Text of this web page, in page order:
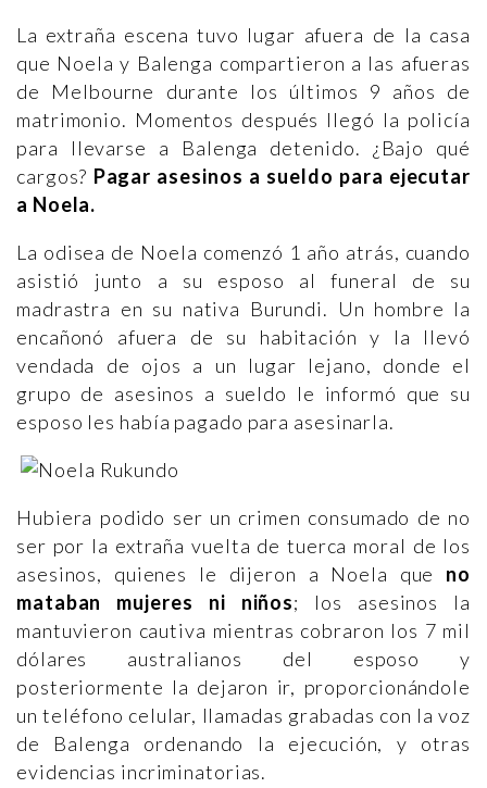
La extraña escena tuvo lugar afuera de la casa
que Noela y Balenga compartieron a las afueras
de Melbourne durante los últimos 9 años de
matrimonio. Momentos después llegó la policía
para llevarse a Balenga detenido. ¿Bajo qué
cargos? Pagar asesinos a sueldo para ejecutar
a Noela.
La odisea de Noela comenzó 1 año atrás, cuando
asistió junto a su esposo al funeral de su
madrastra en su nativa Burundi. Un hombre la
encañonó afuera de su habitación y la llevó
vendada de ojos a un lugar lejano, donde el
grupo de asesinos a sueldo le informó que su
esposo les había pagado para asesinarla.
Hubiera podido ser un crimen consumado de no
ser por la extraña vuelta de tuerca moral de los
asesinos, quienes le dijeron a Noela que no
mataban mujeres ni niños; los asesinos la
mantuvieron cautiva mientras cobraron los 7 mil
dólares australianos del esposo y
posteriormente la dejaron ir, proporcionándole
un teléfono celular, llamadas grabadas con la voz
de Balenga ordenando la ejecución, y otras
evidencias incriminatorias.